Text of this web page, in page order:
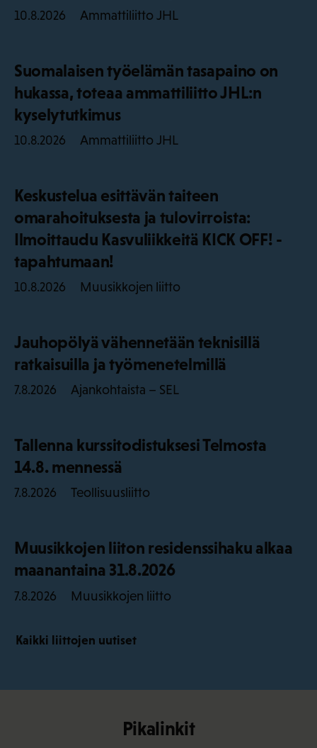
10.8.2026 Ammattiliitto JHL
Suomalaisen työelämän tasapaino on
hukassa, toteaa ammattiliitto JHL:n
kyselytutkimus
10.8.2026 Ammattiliitto JHL
Keskustelua esittävän taiteen
omarahoituksesta ja tulovirroista:
Ilmoittaudu Kasvuliikkeitä KICK OFF! -
tapahtumaan!
10.8.2026 Muusikkojen liitto
Jauhopölyä vähennetään teknisillä
ratkaisuilla ja työmenetelmillä
7.8.2026 Ajankohtaista – SEL
Tallenna kurssitodistuksesi Telmosta
14.8. mennessä
7.8.2026 Teollisuusliitto
Muusikkojen liiton residenssihaku alkaa
maanantaina 31.8.2026
7.8.2026 Muusikkojen liitto
Kaikki liittojen uutiset
Pikalinkit